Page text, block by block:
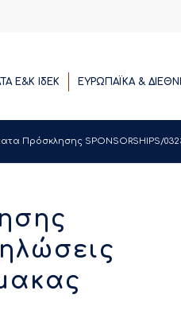
E&K ΙδΕΚ ΕΥΡΩΠΑΪΚΑ &
Πρόσκλησης SPONSORSHIPS/